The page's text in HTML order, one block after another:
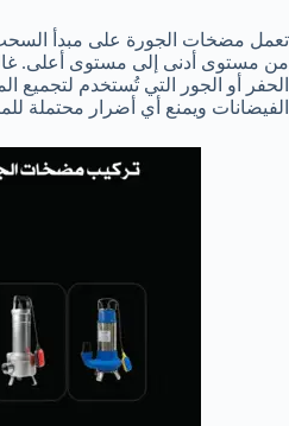
تعمل مضخات الجورة على مبدأ
من مستوى أدنى إلى مستوى أعلى.
الحفر أو الجور التي تُستخدم لتجميع
الفيضانات ويمنع أي أضرار محتملة